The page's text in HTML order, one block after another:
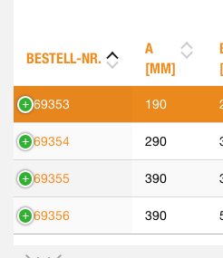
BESTELL-NR.
A
[MM]
569353 190
569354 290
569355 390
569356 390